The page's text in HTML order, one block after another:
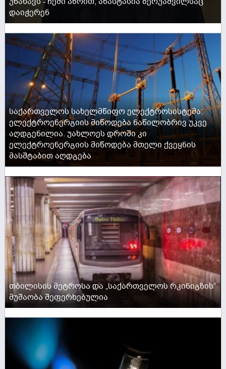
დაიჭერენ
საქართველოს სახელმწიფო ელექტროსისტემა:
ელექტროენერგიის მიწოდება ნაწილობრივ უკვე
აღდგენილია. უახლოეს დროში კი
ელექტროენერგიის მიწოდება მთელი ქვეყნის
მასშტაბით აღდგება
თბილისის მეტროსა და „საქართველოს რკინიგზის“
მუშაობა შეფერხებულია